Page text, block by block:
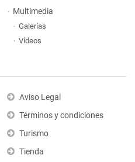
Multimedia
Galerías
Vídeos
Aviso Legal
Términos y condiciones
Turismo
Tienda